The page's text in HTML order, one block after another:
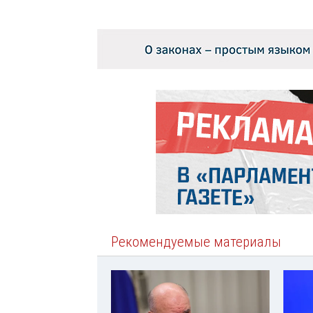
Рекомендуемые материалы